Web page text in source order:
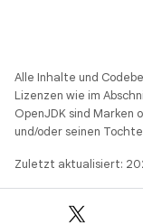
Alle Inhalte und
Lizenzen wie im
OpenJDK sind Marken
und/oder seinen
Zuletzt aktualisiert: